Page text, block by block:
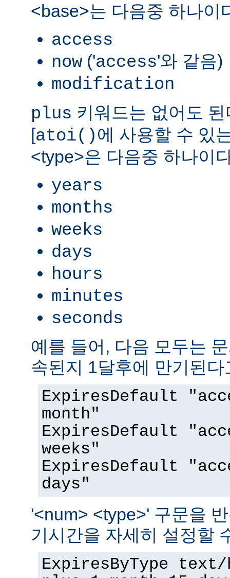
<base>는 다음중 하나이
access
now ('access'와 같음)
modification
plus 키워드는 없어도
[atoi()에 사용할 수 있
<type>은 다음중 하나이
years
months
weeks
days
hours
minutes
seconds
예를 들어, 다음 모두는
속된지 1달후에 만기된
ExpiresDefault
month"
ExpiresDefault
weeks"
ExpiresDefault
days"
'<num> <type>' 구문을
기시간을 자세히 설정할
ExpiresByType